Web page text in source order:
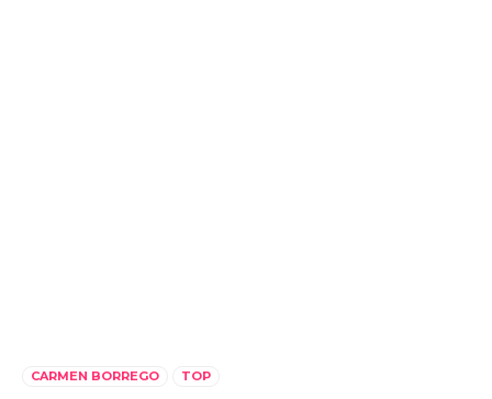
CARMEN BORREGO TOP